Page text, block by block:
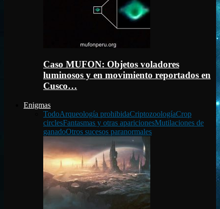
Caso MUFON: Objetos voladores
luminosos y en movimiento reportados en
Cusco…
Enigmas
TodoArqueología prohibidaCriptozoologíaCrop
circlesFantasmas y otras aparicionesMutilaciones de
ganadoOtros sucesos paranormales